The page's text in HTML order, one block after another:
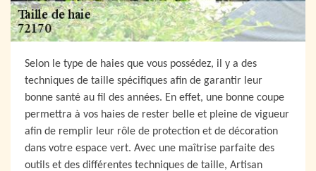
Selon le type de haies que vous possédez, il y a des
techniques de taille spécifiques afin de garantir leur
bonne santé au fil des années. En effet, une bonne coupe
permettra à vos haies de rester belle et pleine de vigueur
afin de remplir leur rôle de protection et de décoration
dans votre espace vert. Avec une maîtrise parfaite des
outils et des différentes techniques de taille, Artisan